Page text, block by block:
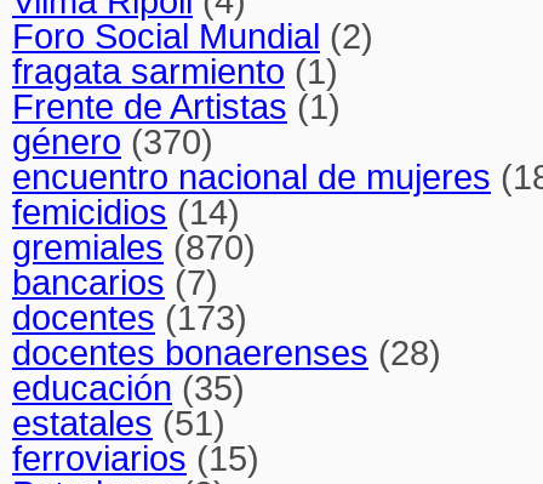
Foro Social Mundial (2)
fragata sarmiento (1)
Frente de Artistas (1)
género (370)
encuentro nacional de mujeres
femicidios (14)
gremiales (870)
bancarios (7)
docentes (173)
docentes bonaerenses (28)
educación (35)
estatales (51)
ferroviarios (15)